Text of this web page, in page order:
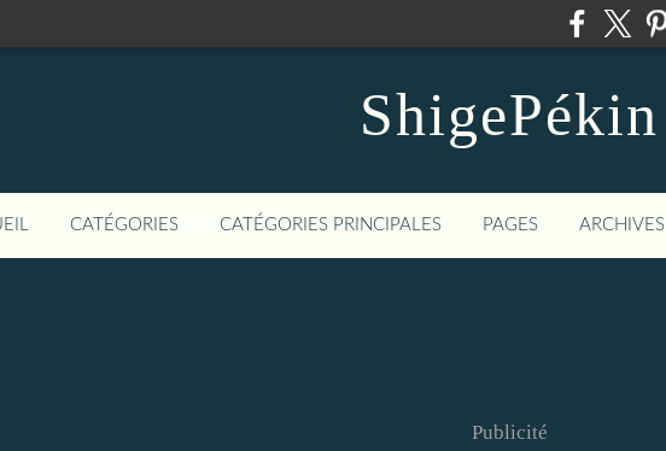
ShigePékin
CATÉGORIES CATÉGORIES PRINCIPALES PAGES ARCHIVES
Publicité